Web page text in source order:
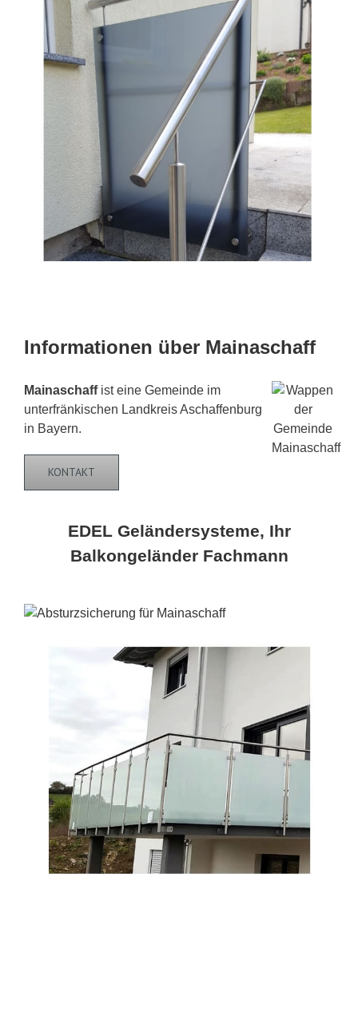
Informationen über Mainaschaff
Mainaschaffist eine Gemeinde im
unterfränkischen Landkreis Aschaffenburg
in Bayern.
KONTAKT
EDEL Geländersysteme, Ihr
Balkongeländer Fachmann